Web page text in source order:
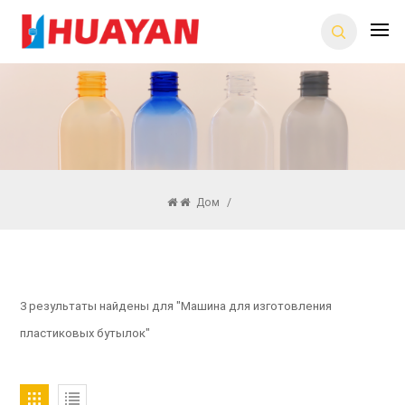
Дом /
3 результаты найдены для "Машина для изготовления
пластиковых бутылок"